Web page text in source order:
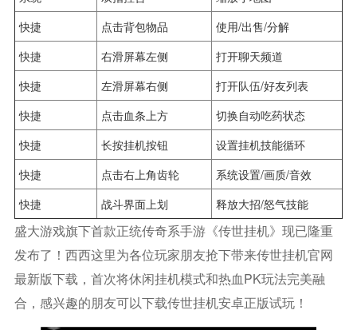
快捷
点击背包物品
使用/出售/分解
快捷
右滑屏幕左侧
打开聊天频道
快捷
左滑屏幕右侧
打开队伍/好友列表
快捷
点击血条上方
切换自动吃药状态
快捷
长按挂机按钮
设置挂机技能循环
快捷
点击右上角齿轮
系统设置/画质/音效
快捷
战斗界面上划 释放大招/怒气技能
盛大游戏旗下首款正统传奇系手游《传世挂机》现已隆重
发布了！西西这里为各位玩家朋友抢下带来传世挂机官网
最新版下载，首次将休闲挂机模式和热血PK玩法完美融
合，感兴趣的朋友可以下载传世挂机安卓正版试玩！